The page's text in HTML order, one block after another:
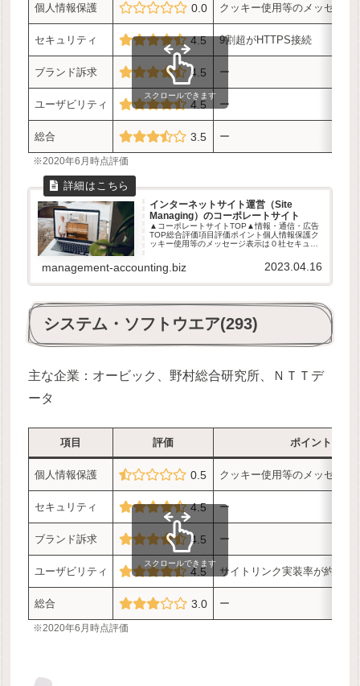
個人情報保護 0.0 クッキー使用等のメッセージ
セキュリティ 4.5 9割超がHTTPS接続
ブランド訴求 4.5 ー
ユーザビリティ 4.5 ー
総合 3.5 ー
スクロールできます
※2020年6月時点評価
インターネットサイト運営（Site
Managing）のコーポレートサイト
▲コーポレートサイトTOP▲情報・通信・広告
TOP総合評価項目評価ポイント個人情報保護ク
ッキー使用等のメッセージ表示は０社セキュリ
ビリティー総合ー※2020年6月時点評価プライ
ムスタンダードグロ...
management-accounting.biz 2023.04.16
システム・ソフトウエア(293)
主な企業：オービック、野村総合研究所、ＮＴＴデ
ータ
項目 評価 ポイント
個人情報保護 0.5 クッキー使用等のメッセージ
セキュリティ 4.5 ー
ブランド訴求 4.5 ー
ユーザビリティ 4.5 サイトリンク実装率が約5割
総合 3.0 ー
スクロールできます
※2020年6月時点評価